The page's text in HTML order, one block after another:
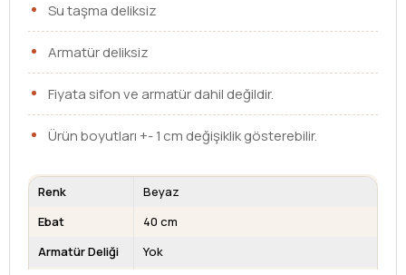
Su taşma deliksiz
Armatür deliksiz
Fiyata sifon ve armatür dahil değildir.
Ürün boyutları +- 1 cm değişiklik gösterebilir.
Renk
Beyaz
Ebat
40 cm
Armatür Deliği
Yok